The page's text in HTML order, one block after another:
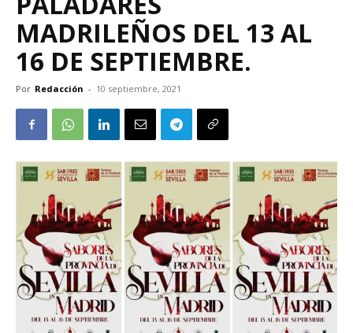
MADRILEÑOS DEL 13 AL
16 DE SEPTIEMBRE.
Por Redacción - 10 septiembre, 2021